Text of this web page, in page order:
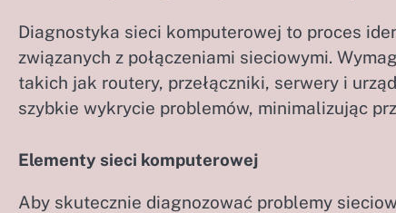
Diagnostyka sieci komputerowej to proces
związanych z połączeniami sieciowymi.
takich jak routery, przełączniki, serwery i
szybkie wykrycie problemów, minimalizując
Elementy sieci komputerowej
Aby skutecznie diagnozować problemy